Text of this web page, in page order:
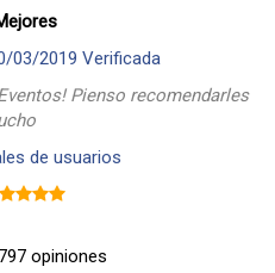
03/2019 Verificada
Pienso recomendarles
de usuarios
opiniones